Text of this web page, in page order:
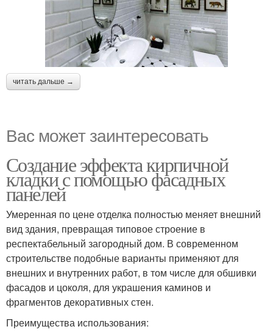
читать дальше →
Вас может заинтересовать
Создание эффекта кирпичной
кладки с помощью фасадных
панелей
Умеренная по цене отделка полностью меняет внешний
вид здания, превращая типовое строение в
респектабельный загородный дом. В современном
строительстве подобные варианты применяют для
внешних и внутренних работ, в том числе для обшивки
фасадов и цоколя, для украшения каминов и
фрагментов декоративных стен.
Преимущества использования: